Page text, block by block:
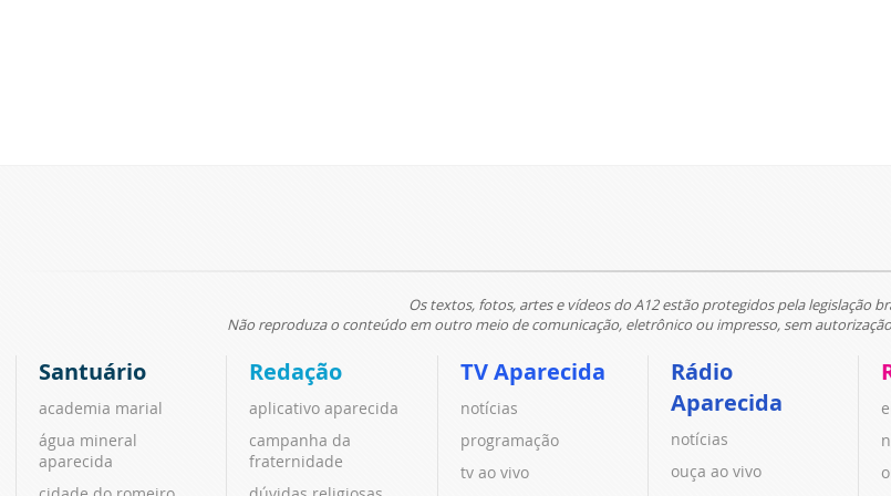
Os textos, fotos, artes e vídeos do A12 estão protegidos pela legislação
Não reproduza o conteúdo em outro meio de comunicação, eletrônico ou impresso, sem
Santuário
academia marial
água mineral
aparecida
Redação
aplicativo aparecida
campanha da
fraternidade
TV Aparecida
notícias
programação
tv ao vivo
Rádio
Aparecida
notícias
ouça ao vivo